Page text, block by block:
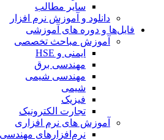
سایر مطالب
دانلود و آموزش نرم افزار
فایل‌ها و دوره های آموزشی
آموزش مباحث تخصصی
ایمنی و HSE
مهندسی برق
مهندسی شیمی
شیمی
فیزیک
تجارت الکترونیک
آموزش های نرم افزاری
نرم‌افزارهای مهندسی